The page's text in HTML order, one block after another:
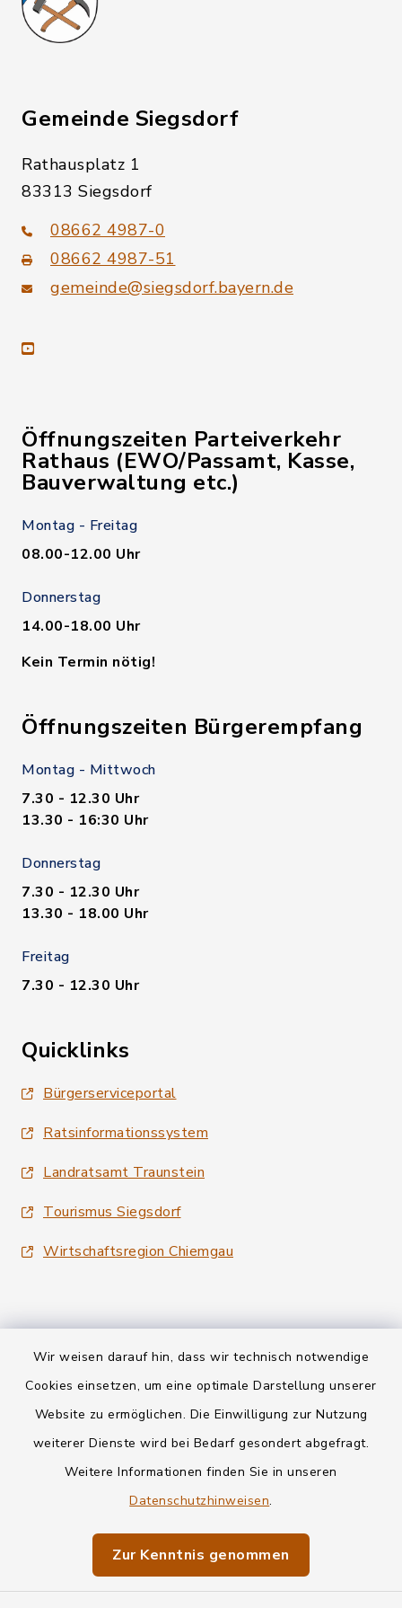
Wir weisen darauf hin, dass wir technisch notwendige
Cookies einsetzen, um eine optimale Darstellung unserer
Website zu ermöglichen. Die Einwilligung zur Nutzung
weiterer Dienste wird bei Bedarf gesondert abgefragt.
Weitere Informationen finden Sie in unseren
Datenschutzhinweisen.
Zur Kenntnis genommen
Gemeinde Siegsdorf
Rathausplatz 1
83313 Siegsdorf
08662 4987-0
08662 4987-51
gemeinde@siegsdorf.bayern.de
youtube
Öffnungszeiten Parteiverkehr
Rathaus (EWO/Passamt, Kasse,
Bauverwaltung etc.)
Montag - Freitag
08.00-12.00 Uhr
Donnerstag
14.00-18.00 Uhr
Kein Termin nötig!
Öffnungszeiten Bürgerempfang
Montag - Mittwoch
7.30 - 12.30 Uhr
13.30 - 16:30 Uhr
Donnerstag
7.30 - 12.30 Uhr
13.30 - 18.00 Uhr
Freitag
7.30 - 12.30 Uhr
Quicklinks
Bürgerserviceportal
Ratsinformationssystem
Landratsamt Traunstein
Tourismus Siegsdorf
Wirtschaftsregion Chiemgau
Kontakt
Informationspflichten
Impressum